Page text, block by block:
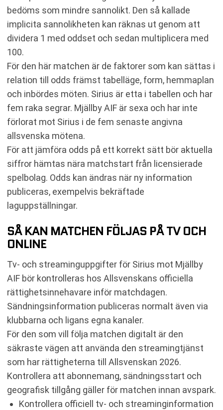
bedöms som mindre sannolikt. Den så kallade
implicita sannolikheten kan räknas ut genom att
dividera 1 med oddset och sedan multiplicera med
100.
För den här matchen är de faktorer som kan sättas i
relation till odds främst tabelläge, form, hemmaplan
och inbördes möten. Sirius är etta i tabellen och har
fem raka segrar. Mjällby AIF är sexa och har inte
förlorat mot Sirius i de fem senaste angivna
allsvenska mötena.
För att jämföra odds på ett korrekt sätt bör aktuella
siffror hämtas nära matchstart från licensierade
spelbolag. Odds kan ändras när ny information
publiceras, exempelvis bekräftade
laguppställningar.
SÅ KAN MATCHEN FÖLJAS PÅ TV OCH
ONLINE
Tv- och streaminguppgifter för Sirius mot Mjällby
AIF bör kontrolleras hos Allsvenskans officiella
rättighetsinnehavare inför matchdagen.
Sändningsinformation publiceras normalt även via
klubbarna och ligans egna kanaler.
För den som vill följa matchen digitalt är den
säkraste vägen att använda den streamingtjänst
som har rättigheterna till Allsvenskan 2026.
Kontrollera att abonnemang, sändningsstart och
geografisk tillgång gäller för matchen innan avspark.
Kontrollera officiell tv- och streaminginformation